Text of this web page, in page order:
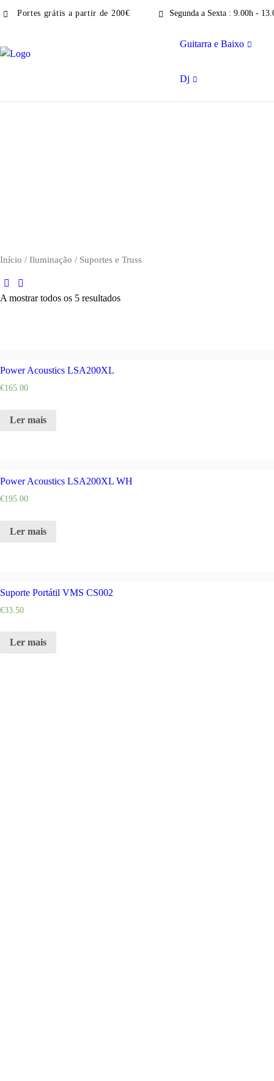
Portes grátis a partir de 200€ Segunda a Sexta : 9.00h -
Guitarra e Baixo
Dj
Início / Iluminação / Suportes e Truss
A mostrar todos os 5 resultados
Power Acoustics LSA200XL
€165.00
Ler mais
Power Acoustics LSA200XL WH
€195.00
Ler mais
Suporte Portátil VMS CS002
€33.50
Ler mais